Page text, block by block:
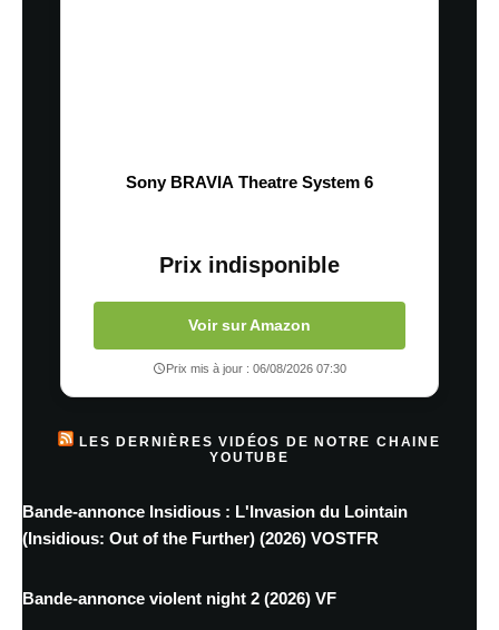
Sony BRAVIA Theatre System 6
Prix indisponible
Voir sur Amazon
Prix mis à jour : 06/08/2026 07:30
LES DERNIÈRES VIDÉOS DE NOTRE CHAINE
YOUTUBE
Bande-annonce Insidious : L'Invasion du Lointain
(Insidious: Out of the Further) (2026) VOSTFR
Bande-annonce violent night 2 (2026) VF